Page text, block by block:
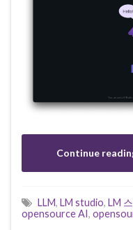
Continue
LLM, LM studio, LM
opensource AI,